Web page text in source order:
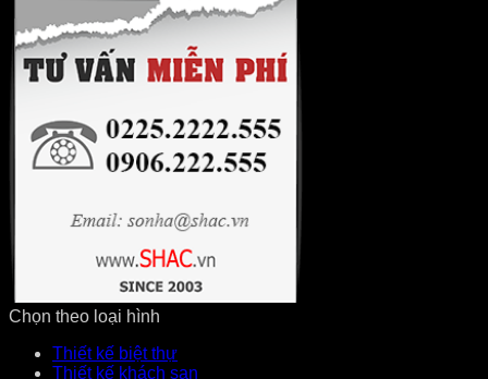
Chọn theo loại hình
Thiết kế biệt thự
Thiết kế khách sạn